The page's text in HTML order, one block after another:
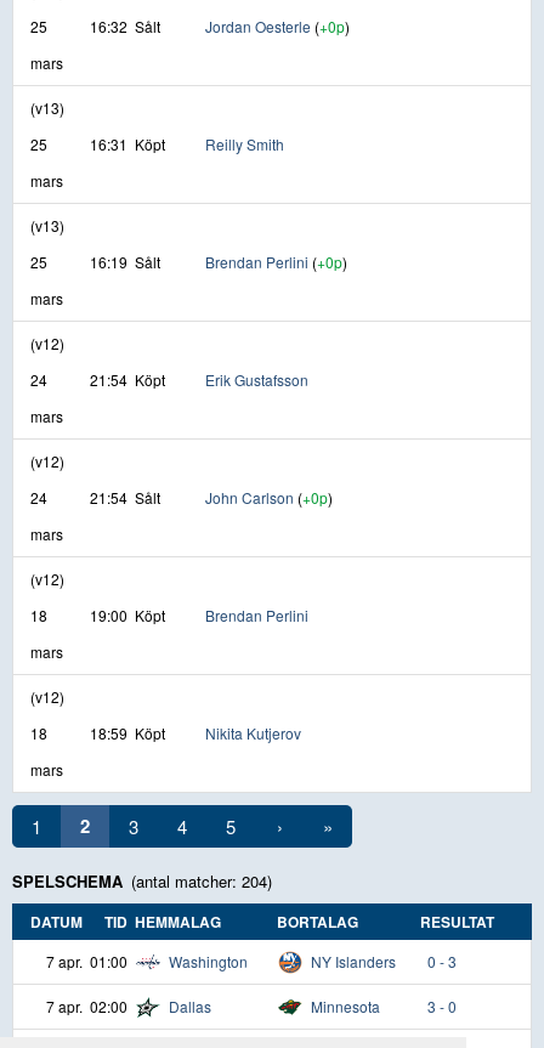
25
mars
16:32 Sålt Jordan Oesterle (+0p)
(v13)
25
mars
16:31 Köpt Reilly Smith
(v13)
25
mars
16:19 Sålt Brendan Perlini (+0p)
(v12)
24
mars
21:54 Köpt Erik Gustafsson
(v12)
24
mars
21:54 Sålt John Carlson (+0p)
(v12)
18
mars
19:00 Köpt Brendan Perlini
(v12)
18
mars
18:59 Köpt Nikita Kutjerov
1 2 3 4 5 › »
SPELSCHEMA (antal matcher: 204)
DATUM TID HEMMALAG BORTALAG RESULTAT
7 apr. 01:00 Washington NY Islanders 0 - 3
7 apr. 02:00 Dallas Minnesota 3 - 0